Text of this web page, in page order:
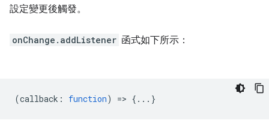
設定變更後觸發。
onChange.addListener 函式如下所示：
(callback : function) => {...}